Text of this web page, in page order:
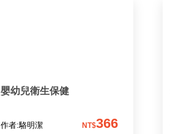
嬰幼兒衛生保健
作者:駱明潔 NT$366